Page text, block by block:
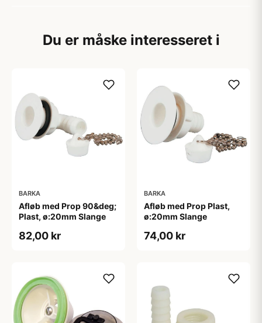
Du er måske interesseret i
BARKA
Afløb med Prop 90&deg;
Plast, ø:20mm Slange
82,00 kr
BARKA
Afløb med Prop Plast,
ø:20mm Slange
74,00 kr